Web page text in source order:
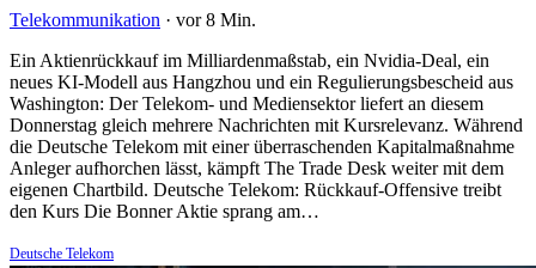
Telekommunikation · vor 8 Min.
Ein Aktienrückkauf im Milliardenmaßstab, ein Nvidia-Deal, ein
neues KI-Modell aus Hangzhou und ein Regulierungsbescheid aus
Washington: Der Telekom- und Mediensektor liefert an diesem
Donnerstag gleich mehrere Nachrichten mit Kursrelevanz. Während
die Deutsche Telekom mit einer überraschenden Kapitalmaßnahme
Anleger aufhorchen lässt, kämpft The Trade Desk weiter mit dem
eigenen Chartbild. Deutsche Telekom: Rückkauf-Offensive treibt
den Kurs Die Bonner Aktie sprang am…
Deutsche Telekom